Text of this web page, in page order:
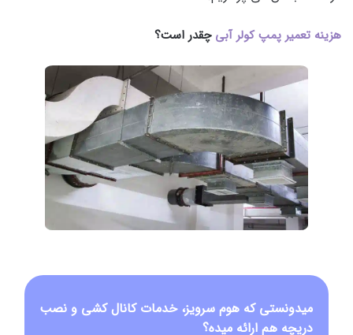
هزینه تعمیر پمپ کولر آبی چقدر است؟
میدونستی که هوم سرویز، خدمات کانال کشی و نصب
دریچه هم ارائه میده؟